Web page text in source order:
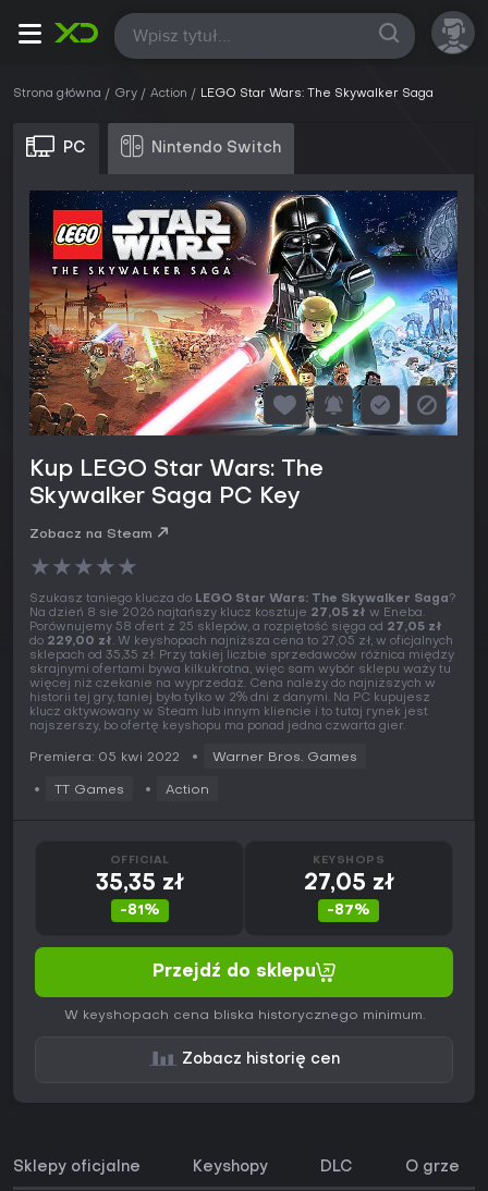
Wszystkie
Strona główna Gry Action LEGO Star Wars: The Skywalker Saga
PC Nintendo Switch
Kup LEGO Star Wars: The
Skywalker Saga PC Key
Zobacz na Steam
★★★★★
Szukasz taniego klucza do LEGO Star Wars: The Skywalker Saga?
Na dzień 8 sie 2026 najtańszy klucz kosztuje 27,05 zł w Eneba.
Porównujemy 58 ofert z 25 sklepów, a rozpiętość sięga od 27,05 zł
do 229,00 zł. W keyshopach najniższa cena to 27,05 zł, w oficjalnych
sklepach od 35,35 zł. Przy takiej liczbie sprzedawców różnica między
skrajnymi ofertami bywa kilkukrotna, więc sam wybór sklepu waży tu
więcej niż czekanie na wyprzedaż. Cena należy do najniższych w
historii tej gry, taniej było tylko w 2% dni z danymi. Na PC kupujesz
klucz aktywowany w Steam lub innym kliencie i to tutaj rynek jest
najszerszy, bo ofertę keyshopu ma ponad jedna czwarta gier.
Premiera: 05 kwi 2022 Warner Bros. Games
TT Games Action
OFFICIAL
35,35 zł
-81%
KEYSHOPS
27,05 zł
-87%
Przejdź do sklepu
W keyshopach cena bliska historycznego minimum.
Zobacz historię cen
Sklepy oficjalne Keyshopy DLC O grze